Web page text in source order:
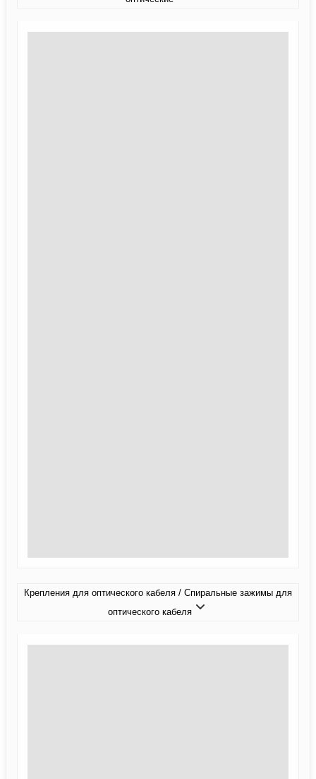
Крепления для оптического кабеля / Спиральные зажимы для
оптического кабеля